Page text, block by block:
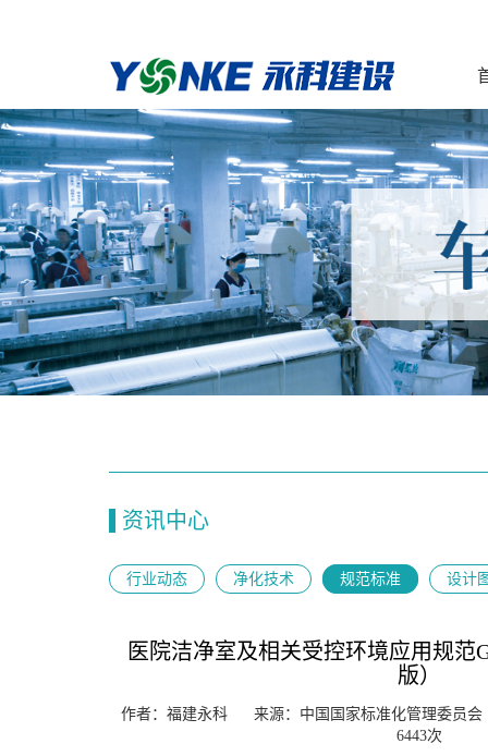
资讯中心
行业动态 净化技术 规范标准 设计
医院洁净室及相关受控环境应用规范
版）
作者：福建永科
来源：中国国家标准化管理委员会
6443次